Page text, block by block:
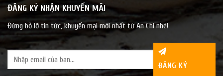
ĐĂNG KÝ NHẬN KHUYẾN MÃI
Đừng bỏ lỡ tin tức, khuyến mại mới nhất từ An Chi nhé!